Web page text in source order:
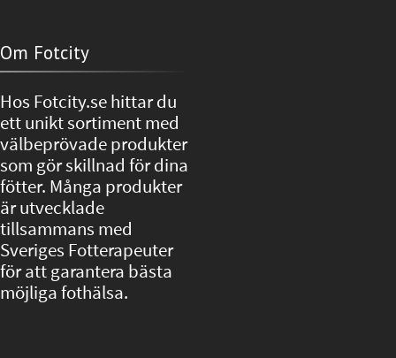
Om Fotcity
Hos Fotcity.se hittar du
ett unikt sortiment med
välbeprövade produkter
som gör skillnad för dina
fötter. Många produkter
är utvecklade
tillsammans med
Sveriges Fotterapeuter
för att garantera bästa
möjliga fothälsa.